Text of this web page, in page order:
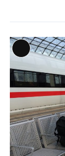
Lange
Welcome
to